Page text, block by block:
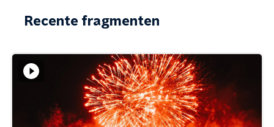
Recente fragmenten